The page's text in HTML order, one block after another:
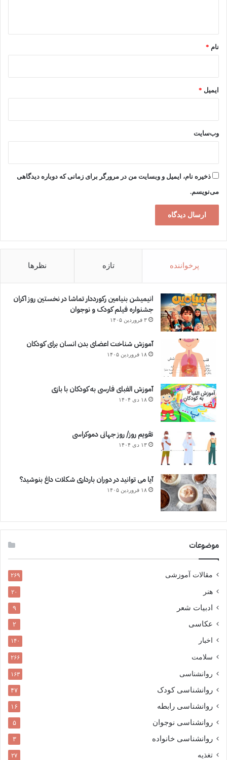
نام *
ایمیل *
وب‌سایت
ذخیره نام، ایمیل و وبسایت من در مرورگر برای زمانی که دوباره دیدگاهی
می‌نویسم.
پرخواننده تازه نظرها
انیمیشن بنیامین رکورددار تماشا در نخستین روز اکران‌
جشنواره فیلم کودک و نوجوان
۳ فروردین ۱۴۰۵
آموزش شناخت اعضای بدن انسان برای کودکان
۱۸ فروردین ۱۴۰۵
آموزش الفبای فارسی به کودکان با بازی
۱۸ دی ۱۴۰۴
تقویم روز/ روز جهانی دموکراسی
۱۳ دی ۱۴۰۴
آیا می توانید در دوران بارداری شکلات داغ بنوشید؟
۱۸ فروردین ۱۴۰۵
موضوعات
مقالات آموزشی ۲۶۹
هنر ۲۰
ادبیات شعر ۹
عکاسی ۲
اخبار ۱۴۰
سلامت ۲۶۶
روانشناسی ۱۶۳
روانشناسی کودک ۴۷
روانشناسی رابطه ۱۶
روانشناسی نوجوان ۵
روانشناسی خانواده ۳
تغذیه ۲۷